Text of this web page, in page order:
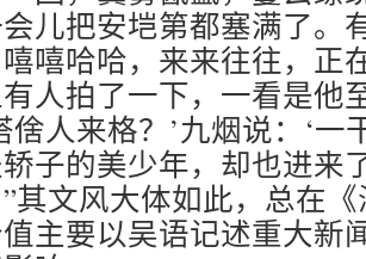
儿把安垲第都塞满了。
嘻哈哈，来来往往，正
人拍了一下，一看是他
倽人来格？’九烟说：‘一
子的美少年，却也进来
文风大体如此，总在《
主要以吴语记述重大新